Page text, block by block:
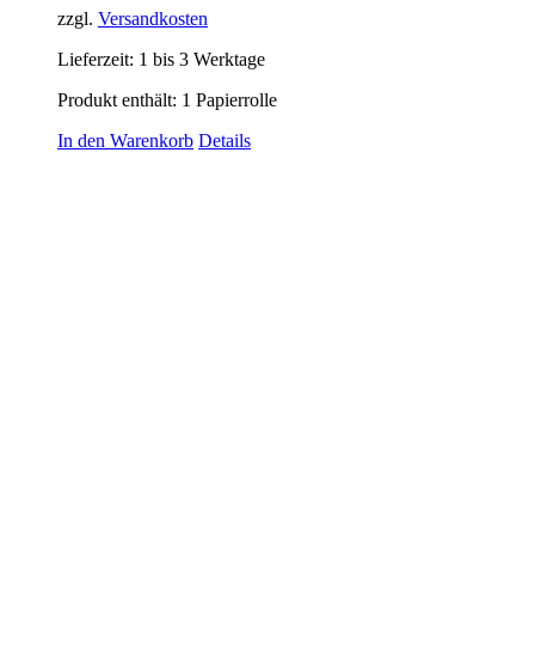
zzgl. Versandkosten
Lieferzeit: 1 bis 3 Werktage
Produkt enthält: 1 Papierrolle
In den Warenkorb Details